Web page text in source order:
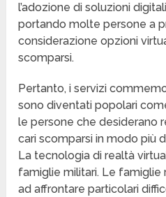
l’adozione di soluzioni
portando molte persone a
considerazione opzioni
scomparsi.
Pertanto, i servizi
sono diventati popolari
le persone che desiderano
cari scomparsi in modo più
La tecnologia di realtà
famiglie militari. Le famiglie
ad affrontare particolari